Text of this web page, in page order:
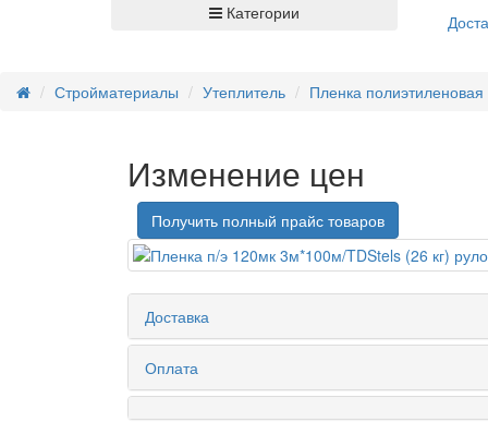
Категории
Стройматериалы Утеплитель Пленка полиэтиленовая
Изменение цен
Получить полный прайс товаров
Доставка
Оплата